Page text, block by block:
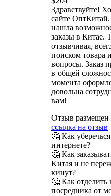
Здравствуйте!
сайте
нашла
заказы в Китае.
отзывчивая,
поиском товара
вопросы. Заказ
в общей
момента
довольна
вам!
Отзыв
ссылка на отзыв
🤔 Как
интернете?
🤔 Как
Китая и не
кинут?
🤔 Как отделить
посредника от